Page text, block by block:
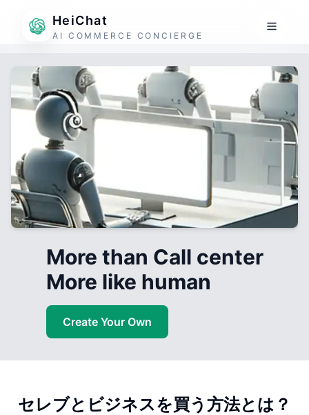
HeiChat
AI COMMERCE CONCIERGE
More than Call center
More like human
Create Your Own
セレブとビジネスを買う方法とは？